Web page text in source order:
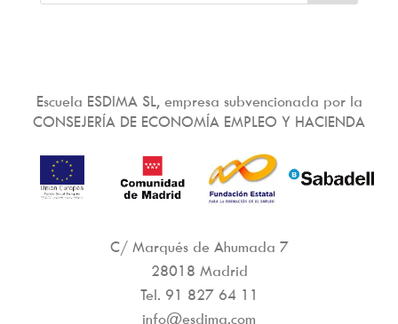
Escuela ESDIMA SL, empresa subvencionada por la
CONSEJERÍA DE ECONOMÍA EMPLEO Y HACIENDA
C/ Marqués de Ahumada 7
28018 Madrid
Tel. 91 827 64 11
info@esdima.com